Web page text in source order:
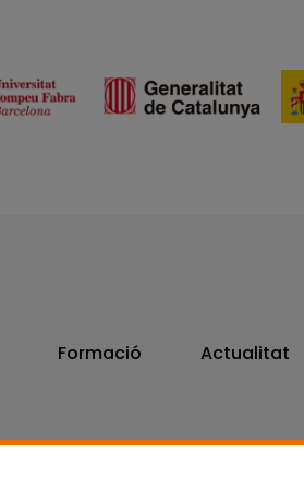
Formació Actualitat